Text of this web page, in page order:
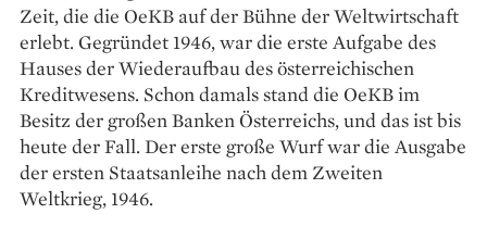
Zeit, die die OeKB auf der Bühne der Weltwirtschaft
erlebt. Gegründet 1946, war die erste Aufgabe des
Hauses der Wiederaufbau des österreichischen
Kreditwesens. Schon damals stand die OeKB im
Besitz der großen Banken Österreichs, und das ist bis
heute der Fall. Der erste große Wurf war die Ausgabe
der ersten Staatsanleihe nach dem Zweiten
Weltkrieg, 1946.